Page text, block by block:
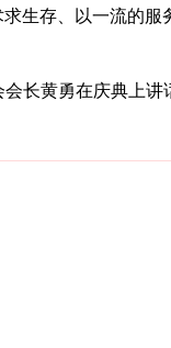
生存、以一流的
会长黄勇在庆典上讲